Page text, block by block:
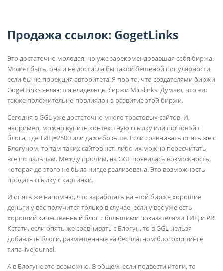
Продажа ссылок: GogetLinks
Это достаточно молодая, но уже зарекомендовавшая себя биржа.
Может быть, она и не достигла бы такой бешеной популярности,
если бы не проекция авторитета. Я про то, что создателями биржи
GogetLinks являются владельцы биржи Miralinks. Думаю, что это
также положительно повлияло на развитие этой биржи.
Сегодня в GGL уже достаточно много трастовых сайтов. И,
например, можно купить контекстную ссылку или постовой с
блога, где ТИЦ=2500 или даже больше. Если сравнивать опять же с
Блогуном, то там таких сайтов нет, либо их можно пересчитать
все по пальцам. Между прочим, на GGL появилась возможность,
которая до этого не была нигде реализована. Это возможность
продать ссылку с картинки.
И опять же напомню, что заработать на этой бирже хорошие
деньги у вас получится только в случае, если у вас уже есть
хороший качественный блог с большими показателями ТИЦ и PR.
Кстати, если опять же сравнивать с Блогун, то в GGL нельзя
добавлять блоги, размещенные на бесплатном блогохостинге
типа livejournal.
А в Блогуне это возможно. В общем, если подвести итоги, то